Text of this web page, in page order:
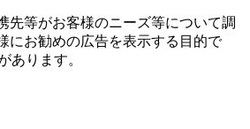
先等がお客様のニーズ等について調
にお勧めの広告を表⽰する⽬的で
あります。